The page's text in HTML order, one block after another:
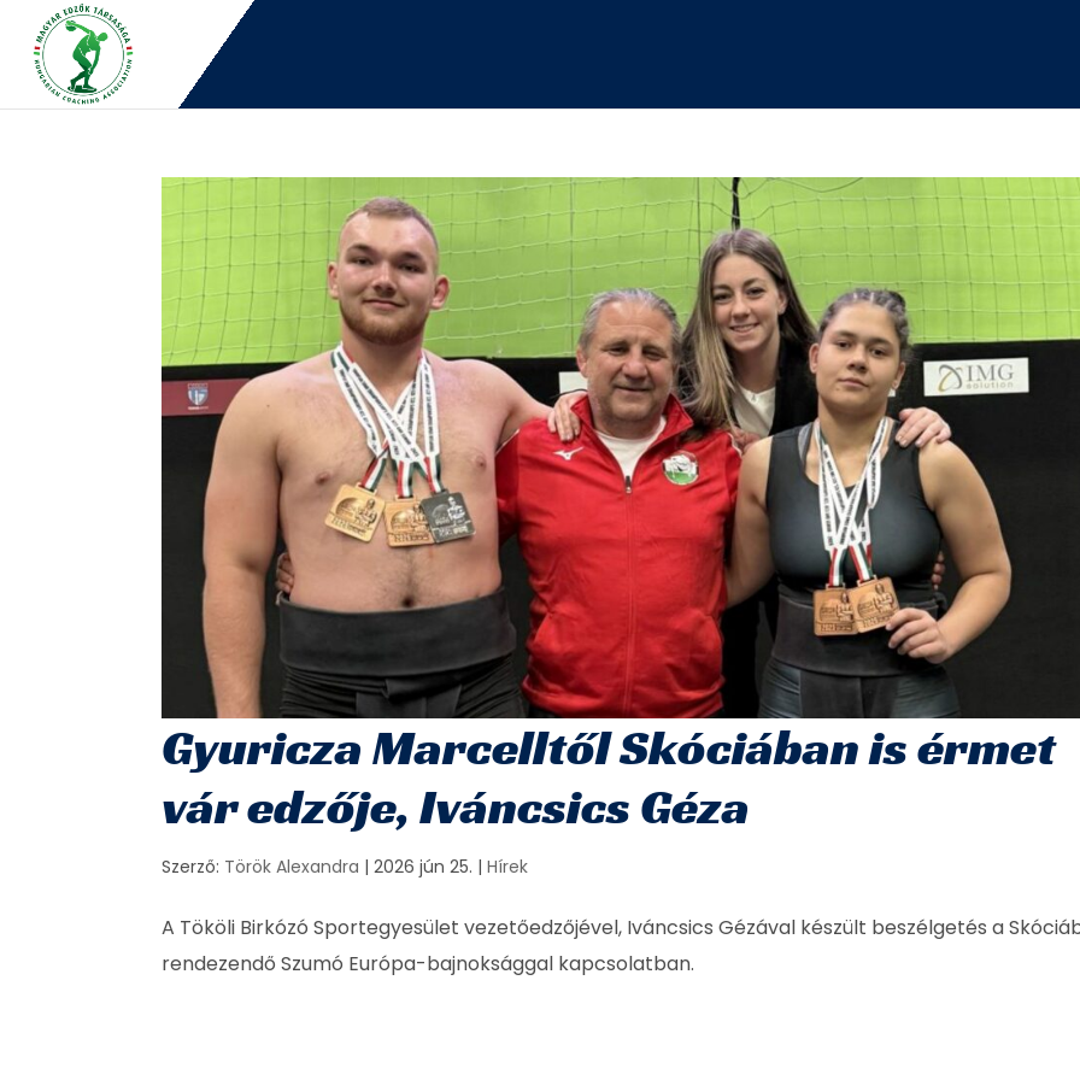
Gyuricza Marcelltől Skóciában is érmet
vár edzője, Iváncsics Géza
Szerző: Török Alexandra |2026 jún 25. |Hírek
A Tököli Birkózó Sportegyesület vezetőedzőjével, Iváncsics Gézával készült beszélgetés a
rendezendő Szumó Európa-bajnoksággal kapcsolatban.